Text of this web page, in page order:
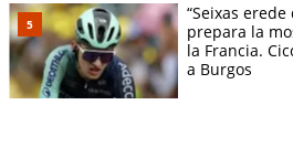
“Seixas erede
prepara la
la Francia.
a Burgos